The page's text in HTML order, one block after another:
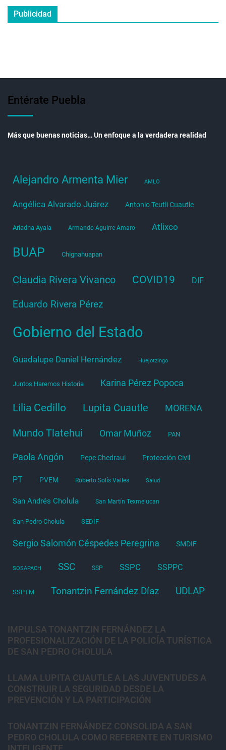
Publicidad
Entérate Puebla
Más que buenas noticias… Un enfoque a la verdadera realidad
Alejandro Armenta Mier AMLO
Angélica Alvarado Juárez Antonio Teutli Cuautle
Ariadna Ayala Armando Aguirre Amaro Atlixco
BUAP Chignahuapan
Claudia Rivera Vivanco COVID19 DIF
Eduardo Rivera Pérez
Gobierno del Estado
Guadalupe Daniel Hernández Huejotzingo
Juntos Haremos Historia Karina Pérez Popoca
Lilia Cedillo Lupita Cuautle MORENA
Mundo Tlatehui Omar Muñoz PAN
Paola Angón Pepe Chedraui Protección Civil
PT PVEM Roberto Solís Valles Salud
San Andrés Cholula San Martín Texmelucan
San Pedro Cholula SEDIF
Sergio Salomón Céspedes Peregrina SMDIF
SOSAPACH SSC SSP SSPC SSPPC
SSPTM Tonantzin Fernández Díaz UDLAP
IMPULSA TONANTZIN FERNÁNDEZ LA
PROFESIONALIZACIÓN DE LA POLICÍA TURÍSTICA
DE SAN PEDRO CHOLULA
LLAMA LUPITA CUAUTLE A LAS JUVENTUDES A
CONSTRUIR LA SEGURIDAD DESDE LA
PREVENCIÓN Y LA PARTICIPACIÓN
TONANTZIN FERNÁNDEZ CONSOLIDA A SAN
PEDRO CHOLULA COMO REFERENTE EN TURISMO